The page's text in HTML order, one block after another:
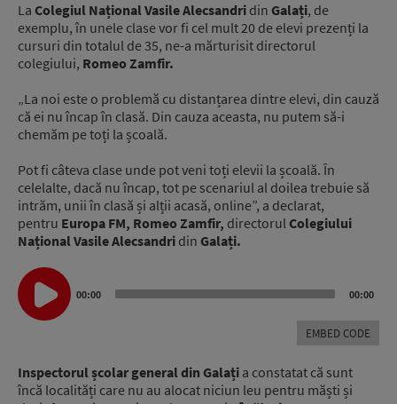
La Colegiul Național Vasile Alecsandri din Galați, de
exemplu, în unele clase vor fi cel mult 20 de elevi prezenți la
cursuri din totalul de 35, ne-a mărturisit directorul
colegiului, Romeo Zamfir.
„La noi este o problemă cu distanțarea dintre elevi, din cauză
că ei nu încap în clasă. Din cauza aceasta, nu putem să-i
chemăm pe toți la școală.
Pot fi câteva clase unde pot veni toți elevii la școală. În
celelalte, dacă nu încap, tot pe scenariul al doilea trebuie să
intrăm, unii în clasă și alții acasă, online”, a declarat,
pentru Europa FM, RomeoZamfir, directorul Colegiului
Național Vasile Alecsandri din Galați.
Audio
Player
00:00 00:00
EMBED CODE
Inspectorul școlar general din Galați a constatat că sunt
încă localități care nu au alocat niciun leu pentru măști și